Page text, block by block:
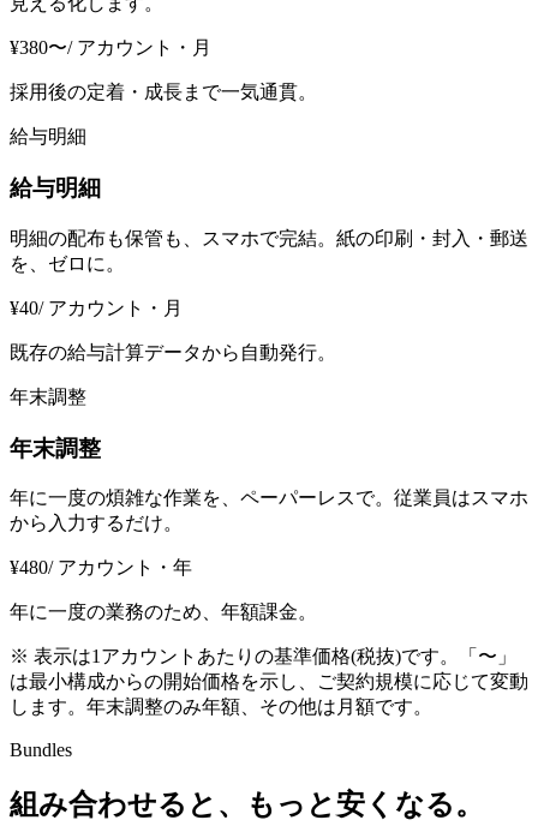
¥380〜/ アカウント・ 月
採用後の定着・成長まで一気通貫。
給与明細
給与明細
明細の配布も保管も、スマホで完結。紙の印刷・封入・郵送
を、ゼロに。
¥40/ アカウント・ 月
既存の給与計算データから自動発行。
年末調整
年末調整
年に一度の煩雑な作業を、ペーパーレスで。従業員はスマホ
から入力するだけ。
¥480/ アカウント・ 年
年に一度の業務のため、年額課金。
※ 表示は1アカウントあたりの基準価格(税抜)です。「〜」
は最小構成からの開始価格を示し、ご契約規模に応じて変動
します。年末調整のみ年額、その他は月額です。
Bundles
組み合わせると、もっと安くなる。